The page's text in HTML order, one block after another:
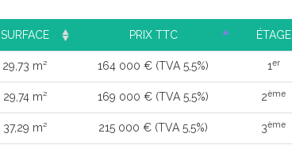
SURFACE PRIX TTC ÉTAGE
29,73 m² 164 000 € (TVA 5,5%) 1er
29,74 m² 169 000 € (TVA 5,5%) 2ème
37,29 m² 215 000 € (TVA 5,5%) 3ème